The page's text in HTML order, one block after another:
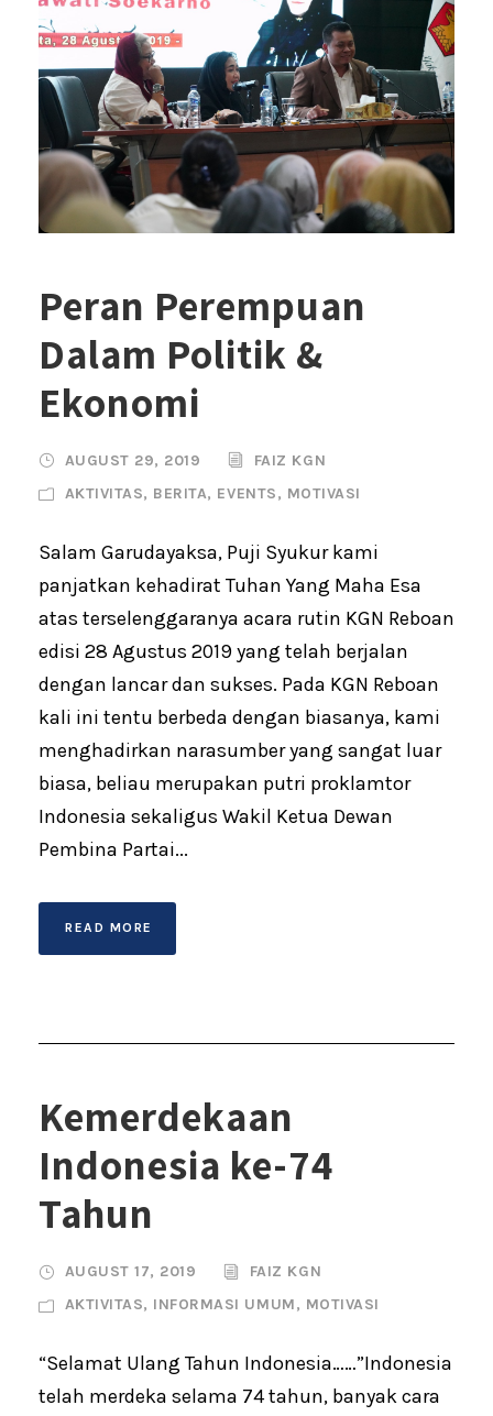
Peran Perempuan
Dalam Politik &
Ekonomi
AUGUST 29, 2019
FAIZ KGN
AKTIVITAS, BERITA, EVENTS, MOTIVASI
Salam Garudayaksa, Puji Syukur kami
panjatkan kehadirat Tuhan Yang Maha Esa
atas terselenggaranya acara rutin KGN Reboan
edisi 28 Agustus 2019 yang telah berjalan
dengan lancar dan sukses. Pada KGN Reboan
kali ini tentu berbeda dengan biasanya, kami
menghadirkan narasumber yang sangat luar
biasa, beliau merupakan putri proklamtor
Indonesia sekaligus Wakil Ketua Dewan
Pembina Partai...
READ MORE
Kemerdekaan
Indonesia ke-74
Tahun
AUGUST 17, 2019
FAIZ KGN
AKTIVITAS, INFORMASI UMUM, MOTIVASI
“Selamat Ulang Tahun Indonesia……”Indonesia
telah merdeka selama 74 tahun, banyak cara